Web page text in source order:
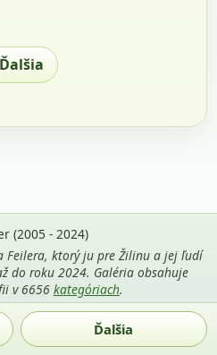
Ďalšia
Ďalšia
(2005 - 2024)
Feilera, ktorý ju pre Žilinu a jej ľudí
do roku 2024. Galéria obsahuje
v 6656 kategóriach.
je povolené len s uvedením
a odkazu na
zilina-gallery.sk